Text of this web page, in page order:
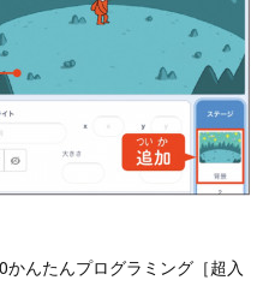
かんたんプログラミング［超入